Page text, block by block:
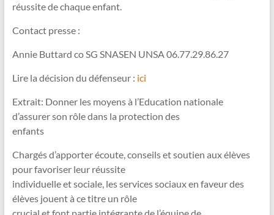
réussite de chaque enfant.
Contact presse :
Annie Buttard co SG SNASEN UNSA 06.77.29.86.27
Lire la décision du défenseur : ici
Extrait: Donner les moyens à l’Education nationale
d’assurer son rôle dans la protection des
enfants
Chargés d’apporter écoute, conseils et soutien aux élèves
pour favoriser leur réussite
individuelle et sociale, les services sociaux en faveur des
élèves jouent à ce titre un rôle